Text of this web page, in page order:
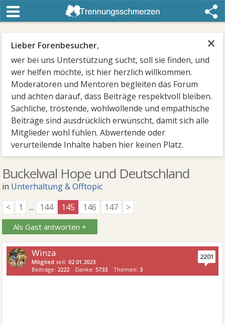
×
Lieber Forenbesucher,
wer bei uns Unterstützung sucht, soll sie finden, und
wer helfen möchte, ist hier herzlich willkommen.
Moderatoren und Mentoren begleiten das Forum
und achten darauf, dass Beiträge respektvoll bleiben.
Sachliche, tröstende, wohlwollende und empathische
Beiträge sind ausdrücklich erwünscht, damit sich alle
Mitglieder wohl fühlen. Abwertende oder
verurteilende Inhalte haben hier keinen Platz.
Buckelwal Hope und Deutschland
in Unterhaltung & Offtopic
<
1 ... 144 145 146 147 >
Als Gast antworten +
Winza
Mitglied seit:02.01.2023
Beiträge: 2222 Danke:5733 Themen:3
2201